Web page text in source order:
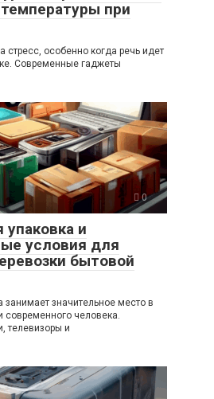
при
стресс, особенно когда речь идет
Современные гаджеты
0
и
условия для
бытовой
занимает значительное место в
человека.
телевизоры и